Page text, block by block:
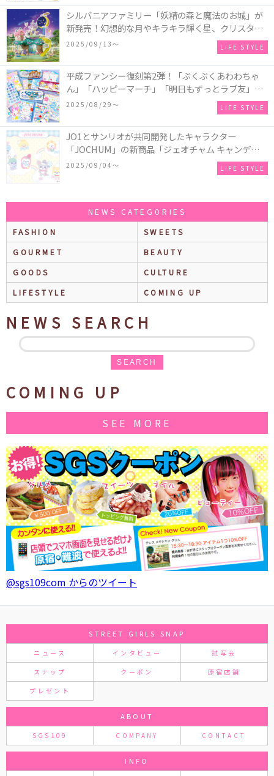
シルバニアファミリー「妖精の森と魔法のお城」が
新発売！幻想的な月やキラキラ輝く星、クリスタル
などの装飾がお城を彩る♡
2025/09/13〜 LIFE STYLE
平成ファンシー復刻第2弾！「ぷくぷくあわわちゃ
ん」「ハッピーマーチ」「明日もずっとラブ友」な
どの「カンペンケース」や「遊べるメモ帳」が発売
2025/08/29〜 LIFE STYLE
JO1とサンリオが共同開発したキャラクター
「JOCHUM」の新商品「ジェオチャム キャンディデ
ザインシリーズ」が発売！一部店舗限定で特別装飾
2025/09/04〜 LIFE STYLE
NEWS CATEGORIES
FASHION
SWEETS
GOURMET
BEAUTY
GOODS
CULTURE
LIFESTYLE
COMING UP
NEWS SEARCH
SEARCH
COMING UP
SEE MORE
@sgs109com からのツイート
STREET GIRLS SNAP
ニュース インタビュー 試写会
スナップ クーポン 原宿店舗
プレゼント
ABOUT
SGS109 COMPANY CONTACT
INFO